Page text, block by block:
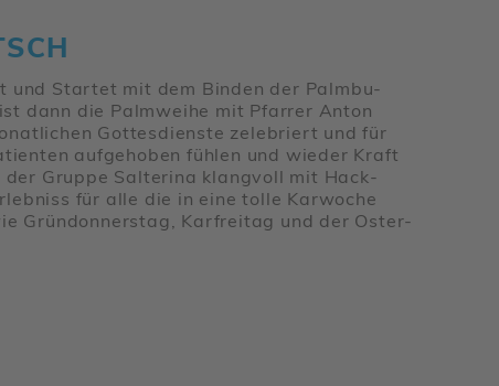
und Startet mit dem Binden der Palm­bu­
dann die Palm­weihe mit Pfarrer Anton
Gottes­dienste zele­briert und für
aufge­hoben fühlen und wieder Kraft
der Gruppe Salte­rina klang­voll mit Hack­
für alle die in eine tolle Karwoche
Grün­don­nerstag, Karfreitag und der Oster­